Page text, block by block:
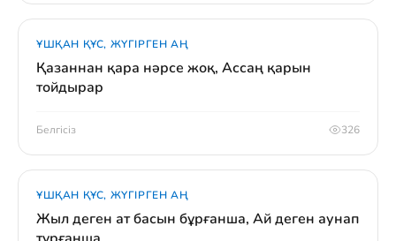
ҰШҚАН ҚҰС, ЖҮГІРГЕН АҢ
Қазаннан қара нәрсе жоқ, Ассаң қарын
тойдырар
Белгісіз 326
ҰШҚАН ҚҰС, ЖҮГІРГЕН АҢ
Жыл деген ат басын бұрғанша, Ай деген аунап